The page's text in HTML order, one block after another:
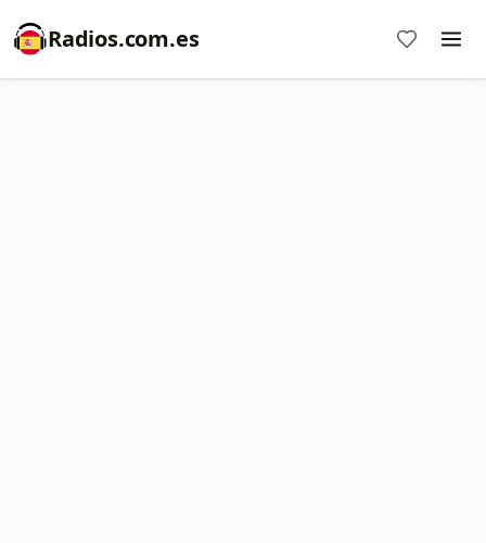
Radios.com.es